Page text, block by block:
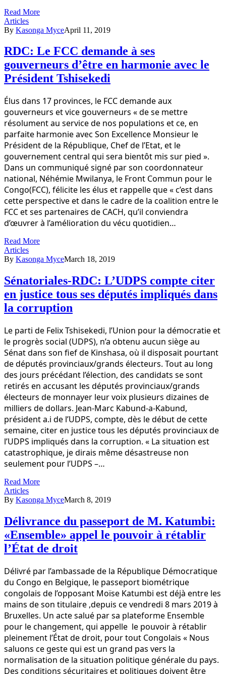
Read More
Articles
By Kasonga MyceApril 11, 2019
RDC: Le FCC demande à ses
gouverneurs d’être en harmonie avec le
Président Tshisekedi
Élus dans 17 provinces, le FCC demande aux
gouverneurs et vice gouverneurs « de se mettre
résolument au service de nos populations et ce, en
parfaite harmonie avec Son Excellence Monsieur le
Président de la République, Chef de l’Etat, et le
gouvernement central qui sera bientôt mis sur pied ».
Dans un communiqué signé par son coordonnateur
national, Néhémie Mwilanya, le Front Commun pour le
Congo(FCC), félicite les élus et rappelle que « c’est dans
cette perspective et dans le cadre de la coalition entre le
FCC et ses partenaires de CACH, qu’il conviendra
d’œuvrer à l’amélioration du vécu quotidien…
Read More
Articles
By Kasonga MyceMarch 18, 2019
Sénatoriales-RDC: L’UDPS compte citer
en justice tous ses députés impliqués dans
la corruption
Le parti de Felix Tshisekedi, l’Union pour la démocratie et
le progrès social (UDPS), n’a obtenu aucun siège au
Sénat dans son fief de Kinshasa, où il disposait pourtant
de députés provinciaux/grands électeurs. Tout au long
des jours précédant l’élection, des candidats se sont
retirés en accusant les députés provinciaux/grands
électeurs de monnayer leur voix plusieurs dizaines de
milliers de dollars. Jean-Marc Kabund-a-Kabund,
président a.i de l’UDPS, compte, dès le début de cette
semaine, citer en justice tous les députés provinciaux de
l’UDPS impliqués dans la corruption. « La situation est
catastrophique, je dirais même désastreuse non
seulement pour l’UDPS –…
Read More
Articles
By Kasonga MyceMarch 8, 2019
Délivrance du passeport de M. Katumbi:
«Ensemble» appel le pouvoir à rétablir
l’État de droit
Délivré par l’ambassade de la République Démocratique
du Congo en Belgique, le passeport biométrique
congolais de l’opposant Moïse Katumbi est déjà entre les
mains de son titulaire ,depuis ce vendredi 8 mars 2019 à
Bruxelles. Un acte salué par sa plateforme Ensemble
pour le changement, qui appelle le pouvoir à rétablir
pleinement l’État de droit, pour tout Congolais « Nous
saluons ce geste qui est un grand pas vers la
normalisation de la situation politique générale du pays.
Des conditions sécuritaires et politiques doivent être